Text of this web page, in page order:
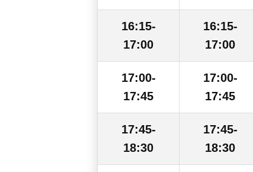
16:15-
17:00
16:15-
17:00
17:00-
17:45
17:00-
17:45
17:45-
18:30
17:45-
18:30